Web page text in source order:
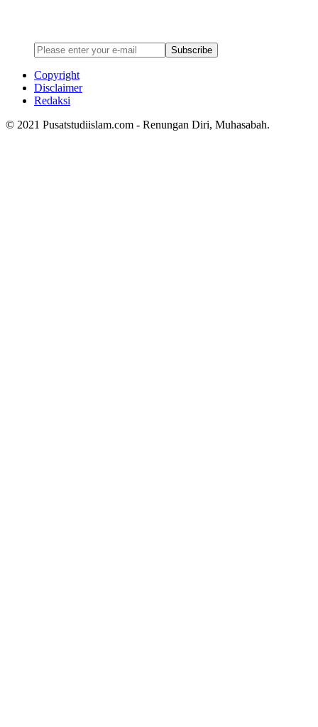
Subscribe
Copyright
Disclaimer
Redaksi
© 2021 Pusatstudiislam.com - Renungan Diri, Muhasabah.